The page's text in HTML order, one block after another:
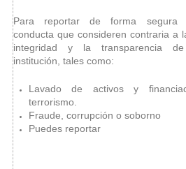
Para reportar de forma segura
conducta que consideren contraria a
integridad y la transparencia de
institución, tales como:
Lavado de activos y
terrorismo.
Fraude, corrupción o soborno
Puedes reportar